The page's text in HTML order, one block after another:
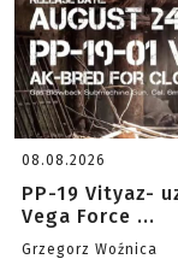
08.08.2026
PP-19 Vityaz-
Vega Force ...
Grzegorz Woźnica